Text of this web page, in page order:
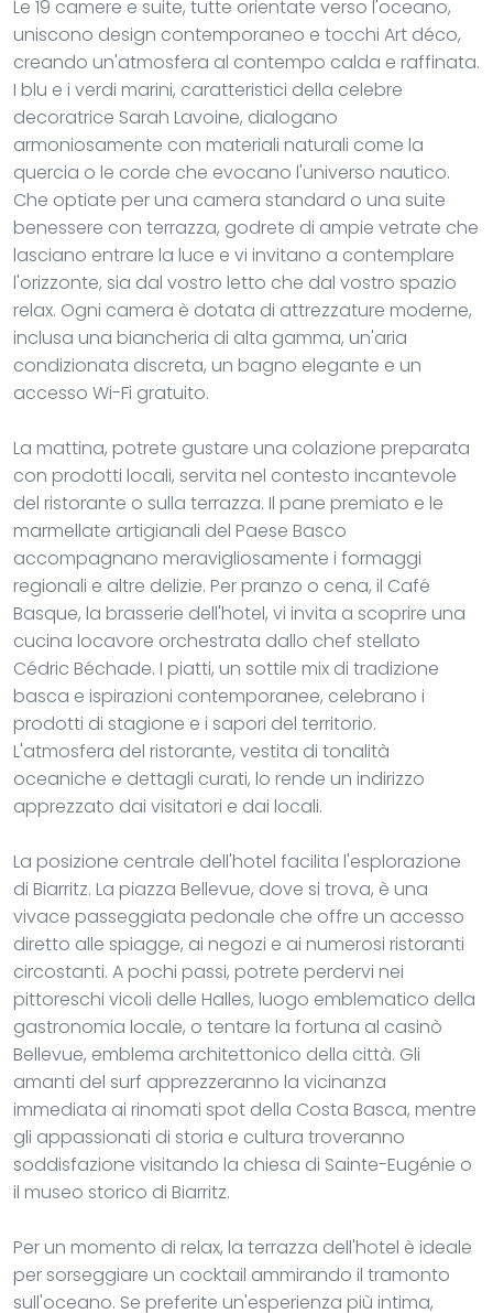
Le 19 camere e suite, tutte orientate verso l'oceano,
uniscono design contemporaneo e tocchi Art déco,
creando un'atmosfera al contempo calda e raffinata.
I blu e i verdi marini, caratteristici della celebre
decoratrice Sarah Lavoine, dialogano
armoniosamente con materiali naturali come la
quercia o le corde che evocano l'universo nautico.
Che optiate per una camera standard o una suite
benessere con terrazza, godrete di ampie vetrate che
lasciano entrare la luce e vi invitano a contemplare
l'orizzonte, sia dal vostro letto che dal vostro spazio
relax. Ogni camera è dotata di attrezzature moderne,
inclusa una biancheria di alta gamma, un'aria
condizionata discreta, un bagno elegante e un
accesso Wi-Fi gratuito.
La mattina, potrete gustare una colazione preparata
con prodotti locali, servita nel contesto incantevole
del ristorante o sulla terrazza. Il pane premiato e le
marmellate artigianali del Paese Basco
accompagnano meravigliosamente i formaggi
regionali e altre delizie. Per pranzo o cena, il Café
Basque, la brasserie dell'hotel, vi invita a scoprire una
cucina locavore orchestrata dallo chef stellato
Cédric Béchade. I piatti, un sottile mix di tradizione
basca e ispirazioni contemporanee, celebrano i
prodotti di stagione e i sapori del territorio.
L'atmosfera del ristorante, vestita di tonalità
oceaniche e dettagli curati, lo rende un indirizzo
apprezzato dai visitatori e dai locali.
La posizione centrale dell'hotel facilita l'esplorazione
di Biarritz. La piazza Bellevue, dove si trova, è una
vivace passeggiata pedonale che offre un accesso
diretto alle spiagge, ai negozi e ai numerosi ristoranti
circostanti. A pochi passi, potrete perdervi nei
pittoreschi vicoli delle Halles, luogo emblematico della
gastronomia locale, o tentare la fortuna al casinò
Bellevue, emblema architettonico della città. Gli
amanti del surf apprezzeranno la vicinanza
immediata ai rinomati spot della Costa Basca, mentre
gli appassionati di storia e cultura troveranno
soddisfazione visitando la chiesa di Sainte-Eugénie o
il museo storico di Biarritz.
Per un momento di relax, la terrazza dell'hotel è ideale
per sorseggiare un cocktail ammirando il tramonto
sull'oceano. Se preferite un'esperienza più intima,